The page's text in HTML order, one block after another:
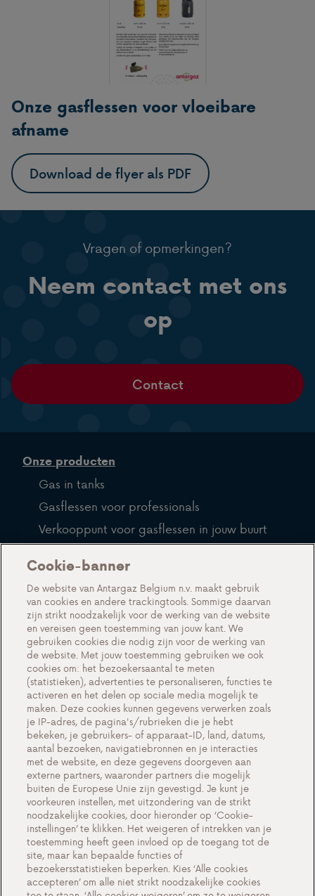
Onze gasflessen voor vloeibare
afname
Download de flyer als PDF
Vragen of opmerkingen?
Neem contact met ons
op
Contact
Onze producten
Gas in tanks
Gasflessen voor professionals
Verkooppunt voor gasflessen in jouw buurt
Over ons
Maak kennis met Antargaz
Een duurzame toekomst
Testimonials
Acties
Events
Contacteer ons
Cookie-instellingen
Belangrijke documenten en algemene
voorwaarden
Privacy en cookiebeleid BE
Cookie-banner
De website van Antargaz Belgium n.v. maakt gebruik
van cookies en andere trackingtools. Sommige daarvan
zijn strikt noodzakelijk voor de werking van de website
en vereisen geen toestemming van jouw kant. We
gebruiken cookies die nodig zijn voor de werking van
de website. Met jouw toestemming gebruiken we ook
cookies om: het bezoekersaantal te meten
(statistieken), advertenties te personaliseren, functies te
activeren en het delen op sociale media mogelijk te
maken. Deze cookies kunnen gegevens verwerken zoals
je IP-adres, de pagina's/rubrieken die je hebt
bekeken, je gebruikers- of apparaat-ID, land, datums,
aantal bezoeken, navigatiebronnen en je interacties
met de website, en deze gegevens doorgeven aan
externe partners, waaronder partners die mogelijk
buiten de Europese Unie zijn gevestigd. Je kunt je
voorkeuren instellen, met uitzondering van de strikt
noodzakelijke cookies, door hieronder op ‘Cookie-
instellingen’ te klikken. Het weigeren of intrekken van je
toestemming heeft geen invloed op de toegang tot de
site, maar kan bepaalde functies of
bezoekersstatistieken beperken. Kies ‘Alle cookies
accepteren’ om alle niet strikt noodzakelijke cookies